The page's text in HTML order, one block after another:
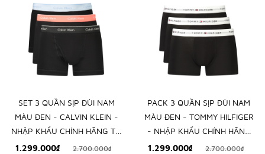
SET 3 QUẦN SỊP ĐÙI NAM
MÀU ĐEN - CALVIN KLEIN -
NHẬP KHẨU CHÍNH HÃNG TỪ
1.299.000₫ 2.700.000₫
PACK 3 QUẦN SỊP ĐÙI NAM
MÀU ĐEN - TOMMY HILFIGER
- NHẬP KHẨU CHÍNH HÃNG
TỪ Ý
1.299.000₫ 2.700.000₫